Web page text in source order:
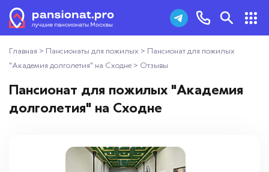
Пансионаты для пожилых
Дома престарелых
Пансионаты для ветеранов
+7 (495) 181-43-93
Заказать звонок
Главная > Пансионаты для пожилых > Пансионат для пожилых
"Академия долголетия" на Сходне > Отзывы
Пансионат для пожилых "Академия
долголетия" на Сходне